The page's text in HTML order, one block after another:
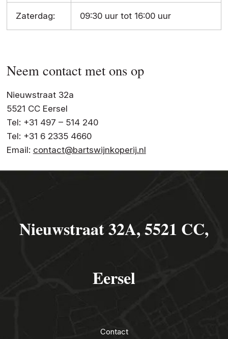
Zaterdag: 09:30 uur tot 16:00 uur
Neem contact met ons op
Nieuwstraat 32a
5521 CC Eersel
Tel: +31 497 – 514 240
Tel: +31 6 2335 4660
Email: contact@bartswijnkoperij.nl
Nieuwstraat 32A, 5521 CC,
Eersel
Contact